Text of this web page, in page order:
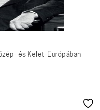
és Kelet-Európában